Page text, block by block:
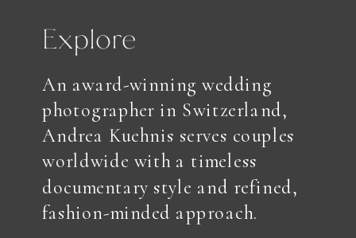
Explore
An award-winning wedding
photographer in Switzerland,
Andrea Kuehnis serves couples
worldwide with a timeless
documentary style and refined,
fashion-minded approach.